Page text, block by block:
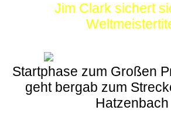
Jim Clark sichert
Startphase zum Großen
geht bergab zum
Hatzenbach